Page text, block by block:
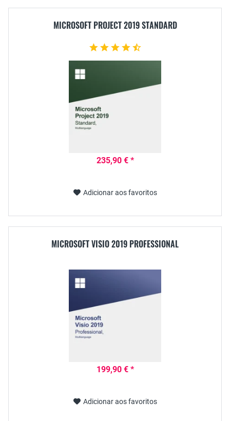
MICROSOFT PROJECT 2019 STANDARD
235,90 € *
Adicionar aos favoritos
MICROSOFT VISIO 2019 PROFESSIONAL
199,90 € *
Adicionar aos favoritos